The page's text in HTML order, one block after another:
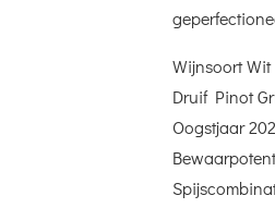
Wijnsoort Wit
Druif Pinot
Oogstjaar